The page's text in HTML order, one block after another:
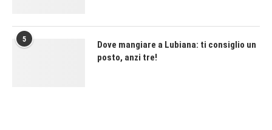
5
Dove mangiare a Lubiana: ti consiglio un
posto, anzi tre!